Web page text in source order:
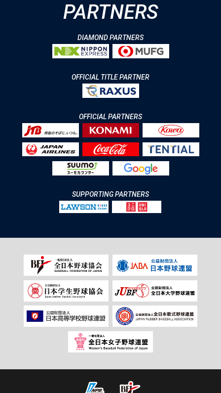
PARTNERS
DIAMOND PARTNERS
OFFICIAL TITLE PARTNER
OFFICIAL PARTNERS
SUPPORTING PARTNERS